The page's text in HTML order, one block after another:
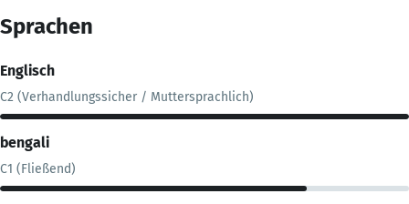
Sprachen
Englisch
C2 (Verhandlungssicher / Muttersprachlich)
bengali
C1 (Fließend)